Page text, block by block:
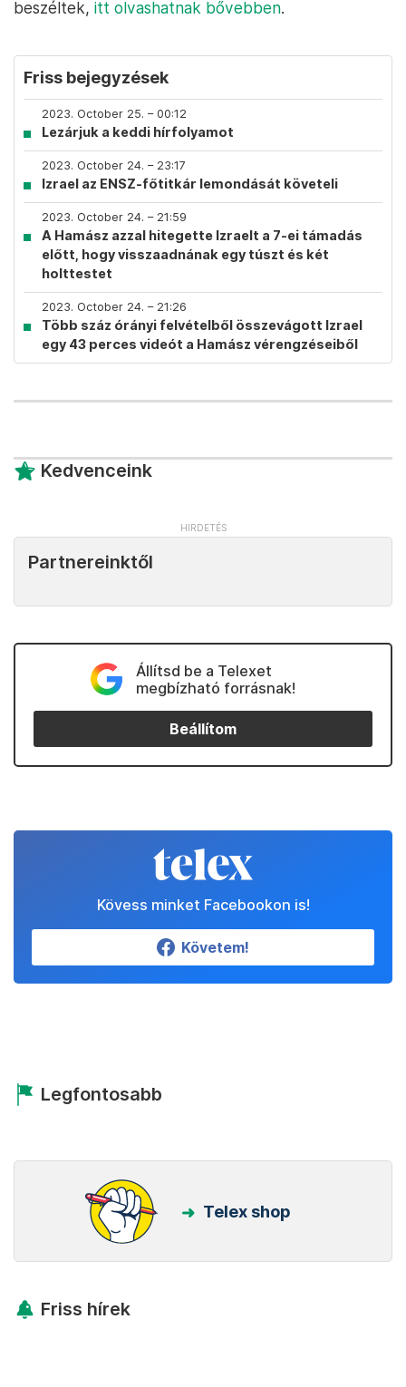
beszéltek, itt olvashatnak bővebben.
Friss bejegyzések
2023. October 25. – 00:12
Lezárjuk a keddi hírfolyamot
2023. October 24. – 23:17
Izrael az ENSZ-főtitkár lemondását követeli
2023. October 24. – 21:59
A Hamász azzal hitegette Izraelt a 7-ei támadás
előtt, hogy visszaadnának egy túszt és két
holttestet
2023. October 24. – 21:26
Több száz órányi felvételből összevágott Izrael
egy 43 perces videót a Hamász vérengzéseiből
Kedvenceink
Partnereinktől
Állítsd be a Telexet
megbízható forrásnak!
Beállítom
Kövess minket Facebookon is!
Követem!
Legfontosabb
Telex shop
Friss hírek